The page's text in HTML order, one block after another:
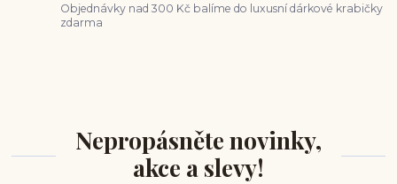
Objednávky nad 300 Kč balíme do luxusní dárkové krabičky
zdarma
Nepropásněte novinky,
akce a slevy!